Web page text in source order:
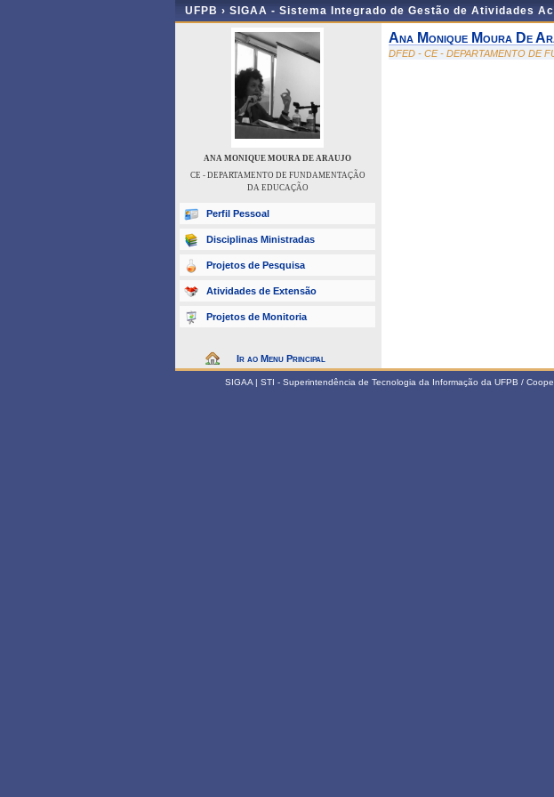
UFPB › SIGAA - Sistema Integrado de Gestão de Atividades
ANA MONIQUE MOURA DE ARAUJO
CE - DEPARTAMENTO DE FUNDAMENTAÇÃO
DA EDUCAÇÃO
Perfil Pessoal
Disciplinas Ministradas
Projetos de Pesquisa
Atividades de Extensão
Projetos de Monitoria
Ir ao Menu Principal
Ana Monique Moura De
DFED - CE - DEPARTAMENTO DE
SIGAA | STI - Superintendência de Tecnologia da Informação da UFPB /